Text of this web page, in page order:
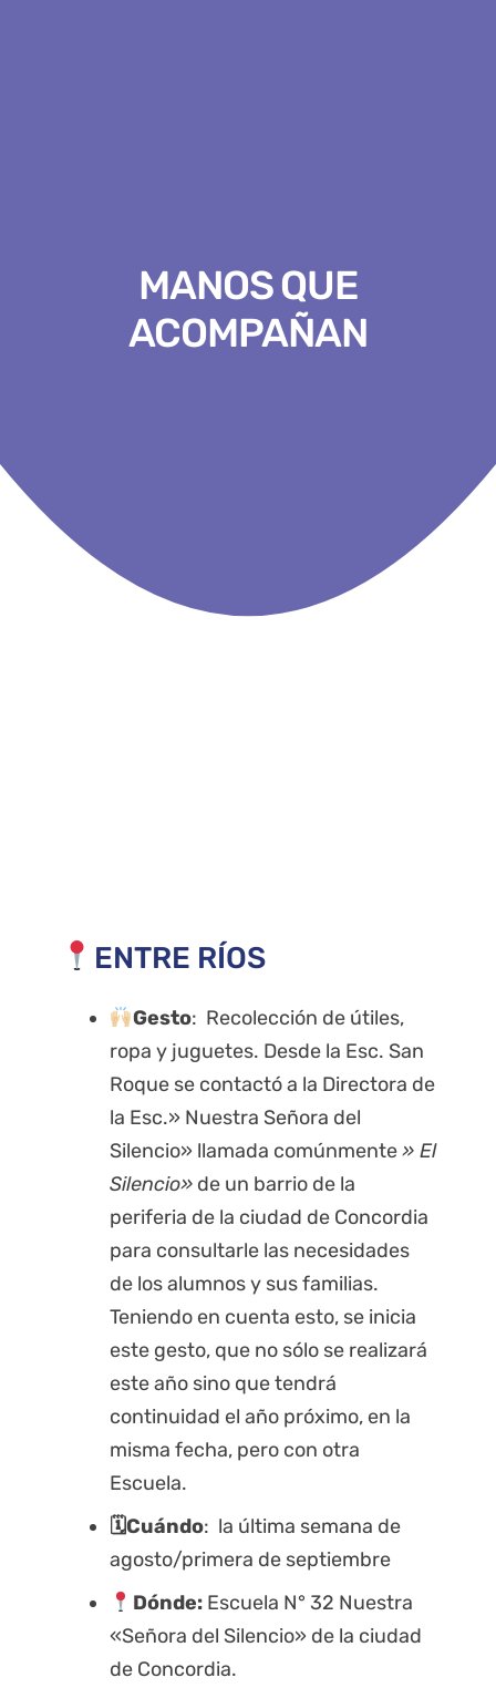
MANOS QUE
ACOMPAÑAN
ENTRE RÍOS
Gesto: Recolección de útiles,
ropa y juguetes. Desde la Esc. San
Roque se contactó a la Directora de
la Esc.» Nuestra Señora del
Silencio» llamada comúnmente» El
Silencio» de un barrio de la
periferia de la ciudad de Concordia
para consultarle las necesidades
de los alumnos y sus familias.
Teniendo en cuenta esto, se inicia
este gesto, que no sólo se realizará
este año sino que tendrá
continuidad el año próximo, en la
misma fecha, pero con otra
Escuela.
🗓Cuándo: la última semana de
agosto/primera de septiembre
Dónde: Escuela N° 32 Nuestra
«Señora del Silencio» de la ciudad
de Concordia.